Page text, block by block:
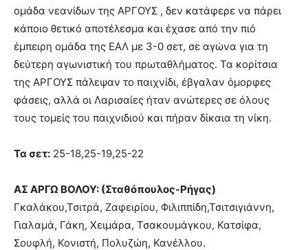
ομάδα νεανίδων της ΑΡΓΟΥΣ , δεν κατάφερε να πάρει
κάποιο θετικό αποτέλεσμα και έχασε από την πιό
έμπειρη ομάδα της ΕΑΛ με 3-0 σετ, σε αγώνα για τη
δεύτερη αγωνιστική του πρωταθλήματος. Τα κορίτσια
της ΑΡΓΟΥΣ πάλεψαν το παιχνίδι, έβγαλαν όμορφες
φάσεις, αλλά οι Λαρισαίες ήταν ανώτερες σε όλους
τους τομείς του παιχνιδιού και πήραν δίκαια τη νίκη.
Τα σετ: 25-18,25-19,25-22
ΑΣ ΑΡΓΩ ΒΟΛΟΥ: (Σταθόπουλος-Ρήγας)
Γκαλάκου,Τσιτρά, Ζαφειρίου, Φιλιππίδη,Τσιτσιγιάννη,
Γιαλαμά, Γάκη, Χειμάρα, Τσακουμάγκου, Κατσίφα,
Σουφλή, Κονιστή, Πολυζώη, Κανέλλου.